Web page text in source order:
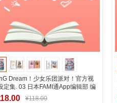
Dream！少女乐团派对！官方视
定集. 03 日本FAMI通App编辑部 编
¥118.00